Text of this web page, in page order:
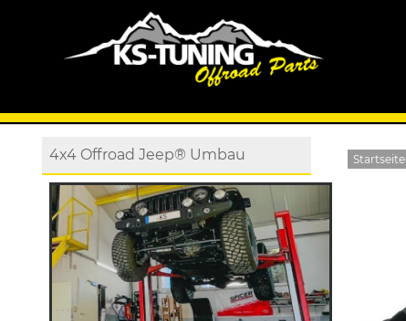
4x4 Offroad Jeep® Umbau Startseite